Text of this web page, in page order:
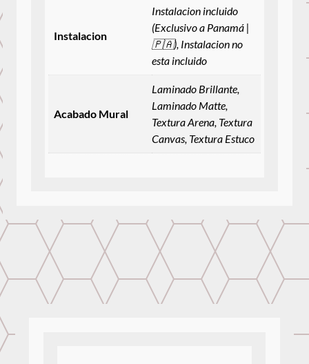
Instalacion
Instalacion incluido
(Exclusivo a Panamá |
🇵🇦), Instalacion no
esta incluido
Acabado Mural
Laminado Brillante,
Laminado Matte,
Textura Arena, Textura
Canvas, Textura Estuco